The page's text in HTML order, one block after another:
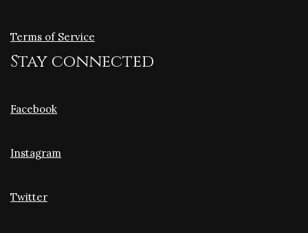
Terms of Service
Stay connected
Facebook
Instagram
Twitter